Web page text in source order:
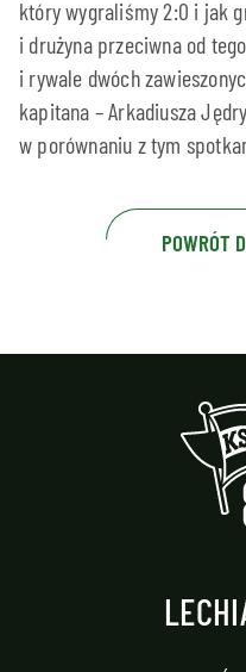
który wygraliśmy 2:0 i jak
i drużyna przeciwna od
i rywale dwóch
kapitana – Arkadiusza
w porównaniu z tym
POWRÓT